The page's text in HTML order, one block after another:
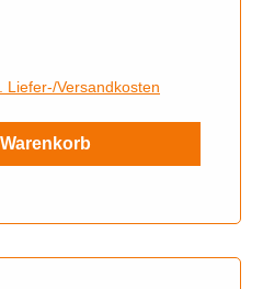
Liefer-/Versandkosten